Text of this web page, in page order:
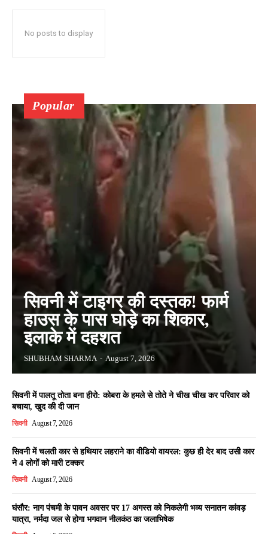
No posts to display
Popular
सिवनी में टाइगर की दस्तक! फार्म
हाउस के पास घोड़े का शिकार,
इलाके में दहशत
SHUBHAM SHARMA - August 7, 2026
सिवनी में पालतू तोता बना हीरो: कोबरा के हमले से तोते ने चीख चीख कर परिवार को
बचाया, खुद की दी जान
सिवनी August 7, 2026
सिवनी में चलती कार से हथियार लहराने का वीडियो वायरल: कुछ ही देर बाद उसी कार
ने 4 लोगों को मारी टक्कर
सिवनी August 7, 2026
घंसौर: नाग पंचमी के पावन अवसर पर 17 अगस्त को निकलेगी भव्य सनातन कांवड़
यात्रा, नर्मदा जल से होगा भगवान नीलकंठ का जलाभिषेक